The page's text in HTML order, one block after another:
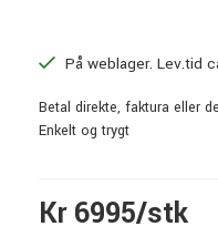
På weblager. Lev.tid
Betal direkte, faktura eller
Enkelt og trygt
Kr 6995/stk